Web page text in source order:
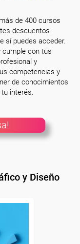
de 400 cursos
descuentos
sí puedes acceder.
cumple con tus
y
competencias y
de conocimientos
interés.
y Diseño